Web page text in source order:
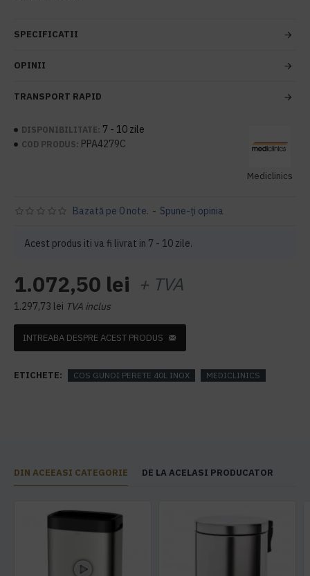
SPECIFICATII
OPINII
TRANSPORT RAPID
DISPONIBILITATE: 7 - 10 zile
COD PRODUS: PPA4279C
Mediclinics
Acest produs iti va fi livrat in 7 - 10 zile.
Bazată pe 0 note. - Spune-ţi opinia
1.072,50 lei + TVA
1.297,73 lei TVA inclus
INTREABA DESPRE ACEST PRODUS
ETICHETE: COS GUNOI PERETE 40L INOX MEDICLINICS
DIN ACEEASI CATEGORIE DE LA ACELASI PRODUCATOR